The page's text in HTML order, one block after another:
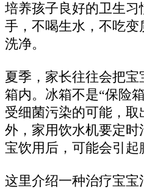
培养孩子良好的卫生
手，不喝生水，不吃
洗净。
夏季，家长往往会把
箱内。冰箱不是“保险
受细菌污染的可能，
外，家用饮水机要定时
宝饮用后，可能会引起
这里介绍一种治疗宝